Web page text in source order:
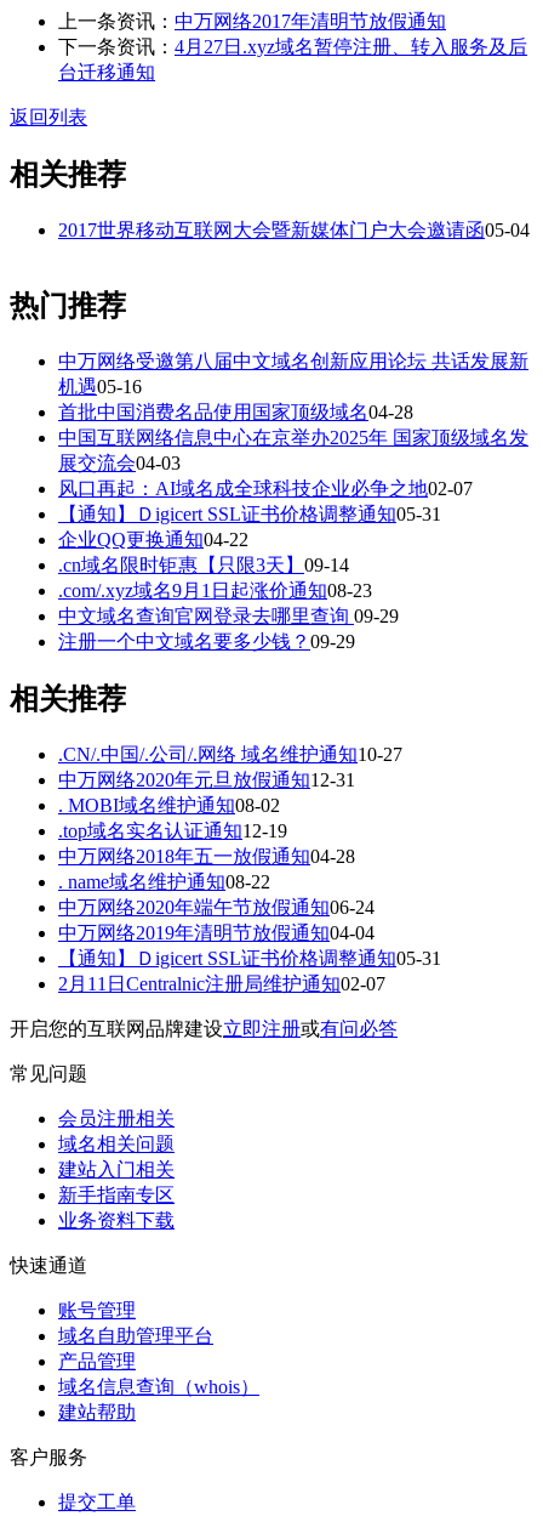
上一条资讯： 中万网络2017年清明节放假通知
下一条资讯： 4月27日.xyz域名暂停注册、转入服务及后
台迁移通知
返回列表
相关推荐
2017世界移动互联网大会暨新媒体门户大会邀请函05-04
热门推荐
中万网络受邀第八届中文域名创新应用论坛 共话发展新
机遇05-16
首批中国消费名品使用国家顶级域名04-28
中国互联网络信息中心在京举办2025年 国家顶级域名发
展交流会04-03
风口再起：AI域名成全球科技企业必争之地02-07
【通知】Ｄigicert SSL证书价格调整通知05-31
企业QQ更换通知04-22
.cn域名限时钜惠【只限3天】 09-14
.com/.xyz域名9月1日起涨价通知08-23
中文域名查询官网登录去哪里查询 09-29
注册一个中文域名要多少钱？ 09-29
相关推荐
.CN/.中国/.公司/.网络 域名维护通知10-27
中万网络2020年元旦放假通知12-31
. MOBI域名维护通知08-02
.top域名实名认证通知12-19
中万网络2018年五一放假通知04-28
. name域名维护通知08-22
中万网络2020年端午节放假通知06-24
中万网络2019年清明节放假通知04-04
【通知】Ｄigicert SSL证书价格调整通知05-31
2月11日Centralnic注册局维护通知02-07
开启您的互联网品牌建设立即注册或有问必答
常见问题
会员注册相关
域名相关问题
建站入门相关
新手指南专区
业务资料下载
快速通道
账号管理
域名自助管理平台
产品管理
域名信息查询（whois）
建站帮助
客户服务
提交工单